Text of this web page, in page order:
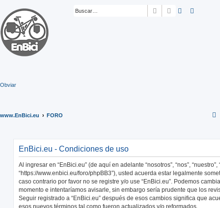
Obviar
BuscarBúsqueda
www.EnBici.eu FORO
EnBici.eu - Condiciones de uso
Al ingresar en “EnBici.eu” (de aquí en adelante “nosotros”, “nos”, “nuestro”,
“https://www.enbici.eu/foro/phpBB3”), usted acuerda estar legalmente
caso contrario por favor no se registre y/o use “EnBici.eu”. Podemos
momento e intentaríamos avisarle, sin embargo sería prudente que los
Seguir registrado a “EnBici.eu” después de esos cambios significa que
esos nuevos términos tal como fueron actualizados y/o reformados.